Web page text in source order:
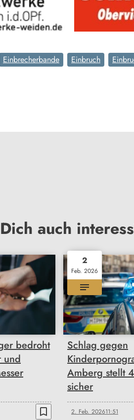
Einbrecherbande Einbruch
auch
bedroht
und
bookmark_border
2
Feb. 2026
Schlag gegen
Amberg stellt
sicher
2. Feb. 202611:51